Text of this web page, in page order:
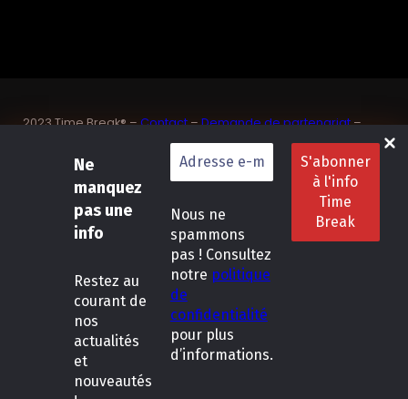
Ne
manquez
pas une
info
Restez au
courant de
nos
actualités
et
nouveautés
Nous ne
spammons
pas ! Consultez
notre politique
de
confidentialité
pour plus
d’informations.
2023 Time Break® –Contact–Demande de partenariat–
Sponsoriser un joueur de padel français
SASU Dedix Communication – 87 rue de Mireille – 83 150
Bandol – Var
Conditions
générales de location
Follow Us :LinkedIn
Instagram